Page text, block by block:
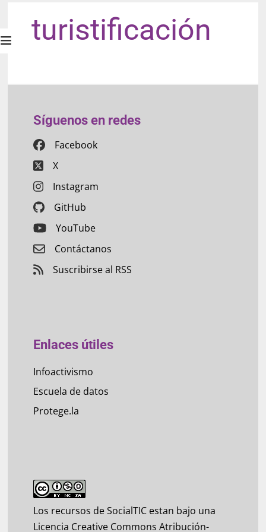
turistificación
Síguenos en redes
Facebook
X
Instagram
GitHub
YouTube
Contáctanos
Suscribirse al RSS
Enlaces útiles
Infoactivismo
Escuela de datos
Protege.la
Los recursos de SocialTIC estan bajo una
Licencia Creative Commons Atribución-